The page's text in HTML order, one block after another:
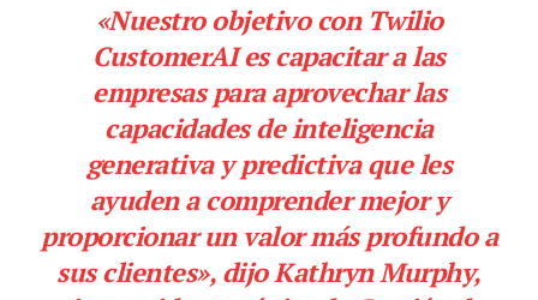
«Nuestro objetivo con Twilio
CustomerAI es capacitar a las
empresas para aprovechar las
capacidades de inteligencia
generativa y predictiva que les
ayuden a comprender mejor y
proporcionar un valor más profundo a
sus clientes», dijo Kathryn Murphy,